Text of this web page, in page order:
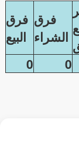
فرق
الشراء
فرق
البيع
0
0